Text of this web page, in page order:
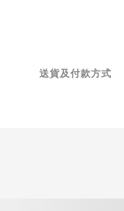
送貨及付款方式